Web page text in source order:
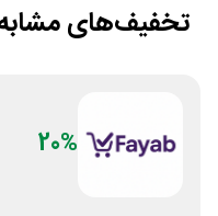
تخفیف‌های
20%